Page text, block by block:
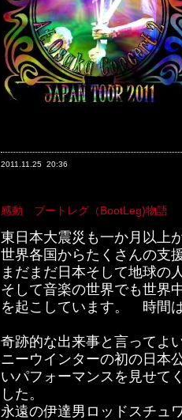
2011.11.25 20:36
感動 ブートレグ（BootLeg)物語
東日本大震災も一か月以上
世界各国からたくさんの支
まだまだ日本そして地球の
そして音楽の世界でも世界
を起こしています。 時間
奇跡的な出来事と言ってよ
ニーウインターの初の日本
いパフォーマンスを見せて
した。
永遠の伊達男ロッドスチュ